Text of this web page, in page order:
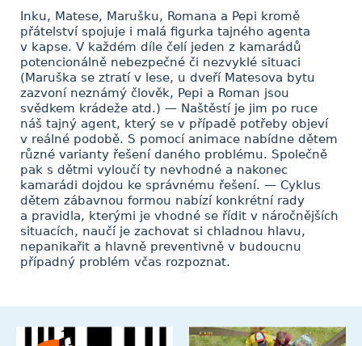
Inku, Matese, Marušku, Romana a Pepi kromě
přátelství spojuje i malá figurka tajného agenta
v kapse. V každém díle čelí jeden z kamarádů
potencionálně nebezpečné či nezvyklé situaci
(Maruška se ztratí v lese, u dveří Matesova bytu
zazvoní neznámý člověk, Pepi a Roman jsou
svědkem krádeže atd.) — Naštěstí je jim po ruce
náš tajný agent, který se v případě potřeby objeví
v reálné podobě. S pomocí animace nabídne dětem
různé varianty řešení daného problému. Společně
pak s dětmi vyloučí ty nevhodné a nakonec
kamarádi dojdou ke správnému řešení. — Cyklus
dětem zábavnou formou nabízí konkrétní rady
a pravidla, kterými je vhodné se řídit v náročnějších
situacích, naučí je zachovat si chladnou hlavu,
nepanikařit a hlavně preventivně v budoucnu
případný problém včas rozpoznat.